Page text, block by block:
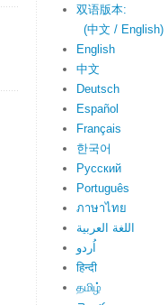
双语版本:
(中文 / English)
English
中文
Deutsch
Español
Français
한국어
Русский
Português
ภาษาไทย
اللغة العربية
اُردو
हिन्दी
தமிழ்